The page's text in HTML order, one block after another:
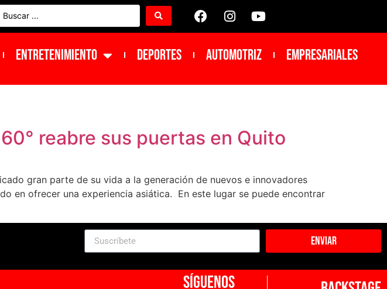
ENTRETENIMIENTO DEPORTES Automotriz Empresariales
reabre sus puertas en Quito
gran parte de su vida a la generación de nuevos e innovadores
en ofrecer una experiencia asiática. En este lugar se puede encontrar
Enviar
SÍGUENOS